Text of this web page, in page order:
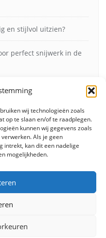
wij technologieën zoals
op te slaan en/of te raadplegen.
kunnen wij gegevens zoals
Als je geen
intrekt, kan dit een nadelige
mogelijkheden.
en stijlvol uitzien?
perfect snijwerk in de
voor minder verblinding